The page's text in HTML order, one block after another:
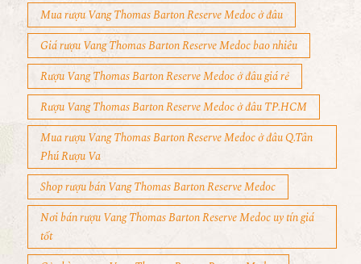
Mua rượu Vang Thomas Barton Reserve Medoc ở đâu
Giá rượu Vang Thomas Barton Reserve Medoc bao nhiêu
Rượu Vang Thomas Barton Reserve Medoc ở đâu giá rẻ
Rượu Vang Thomas Barton Reserve Medoc ở đâu TP.HCM
Mua rượu Vang Thomas Barton Reserve Medoc ở đâu Q.Tân
Phú Rượu Va
Shop rượu bán Vang Thomas Barton Reserve Medoc
Nơi bán rượu Vang Thomas Barton Reserve Medoc uy tín giá
tốt